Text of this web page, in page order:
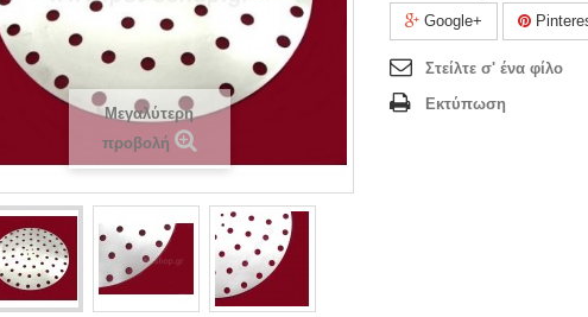
Μεγαλύτερη
προβολή
Google+
Στείλτε σ' ένα φίλο
Εκτύπωση